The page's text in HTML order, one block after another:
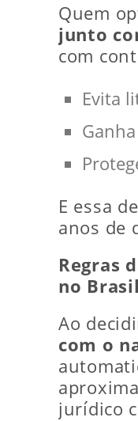
Quem
junto
com
Evita
E essa
anos de
Regras
no Brasil
Ao
com o
jurídico